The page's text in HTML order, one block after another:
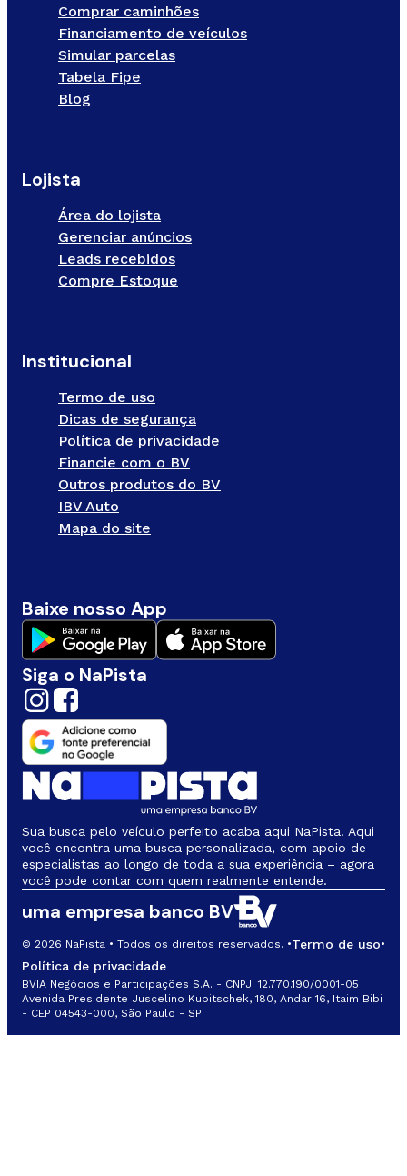
Comprar caminhões
Financiamento de veículos
Simular parcelas
Tabela Fipe
Blog
Lojista
Área do lojista
Gerenciar anúncios
Leads recebidos
Compre Estoque
Institucional
Termo de uso
Dicas de segurança
Política de privacidade
Financie com o BV
Outros produtos do BV
IBV Auto
Mapa do site
Baixe nosso App
Siga o NaPista
Sua busca pelo veículo perfeito acaba aqui NaPista. Aqui
você encontra uma busca personalizada, com apoio de
especialistas ao longo de toda a sua experiência – agora
você pode contar com quem realmente entende.
© 2026 NaPista • Todos os direitos reservados. •Termo de uso•
Política de privacidade
BVIA Negócios e Participações S.A. - CNPJ: 12.770.190/0001-05
Avenida Presidente Juscelino Kubitschek, 180, Andar 16, Itaim Bibi
- CEP 04543-000, São Paulo - SP
uma empresa banco BV